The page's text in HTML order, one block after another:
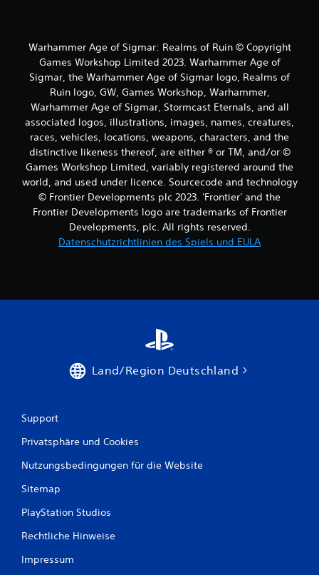
Warhammer Age of Sigmar: Realms of Ruin © Copyright
Games Workshop Limited 2023. Warhammer Age of
Sigmar, the Warhammer Age of Sigmar logo, Realms of
Ruin logo, GW, Games Workshop, Warhammer,
Warhammer Age of Sigmar, Stormcast Eternals, and all
associated logos, illustrations, images, names, creatures,
races, vehicles, locations, weapons, characters, and the
distinctive likeness thereof, are either ® or TM, and/or ©
Games Workshop Limited, variably registered around the
world, and used under licence. Sourcecode and technology
© Frontier Developments plc 2023. 'Frontier' and the
Frontier Developments logo are trademarks of Frontier
Developments, plc. All rights reserved.
Datenschutzrichtlinien des Spiels und EULA
Land/Region Deutschland
Support
Privatsphäre und Cookies
Nutzungsbedingungen für die Website
Sitemap
PlayStation Studios
Rechtliche Hinweise
Impressum